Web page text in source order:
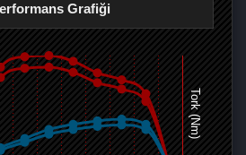
Grafiği
Tork (Nm)